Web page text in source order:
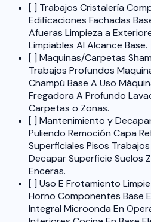
[ ] Trabajos Cristalería
Edificaciones Fachadas
Afueras Limpieza a
Limpiables Al Alcance Base.
[ ] Maquinas/Carpetas
Trabajos Profundos
Champú Base A Uso
Fregadora A Profundo
Carpetas o Zonas.
[ ] Mantenimiento y
Puliendo Remoción Capa
Superficiales Pisos
Decapar Superficie Suelos
Enceras.
[ ] Uso E Frotamiento
Horno Componentes Base
Integral Microonda En